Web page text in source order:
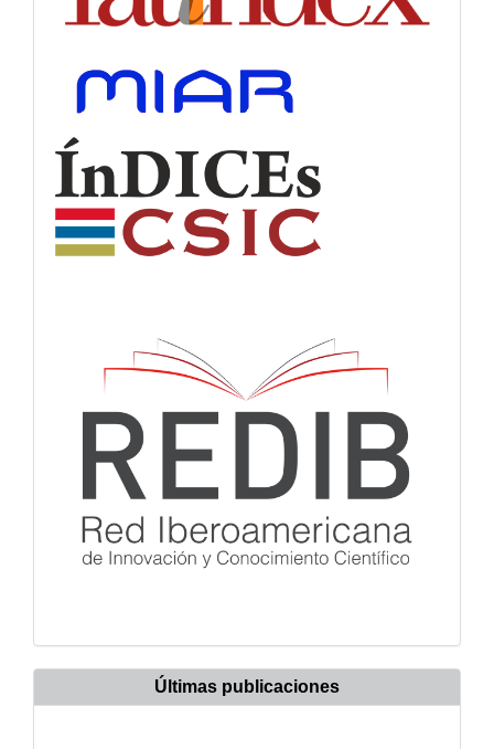
Últimas publicaciones